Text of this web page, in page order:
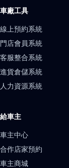
車廠工具
線上預約系統
門店會員系統
客服整合系統
進貨倉儲系統
人力資源系統
給車主
車主中心
合作店家預約
車主商城